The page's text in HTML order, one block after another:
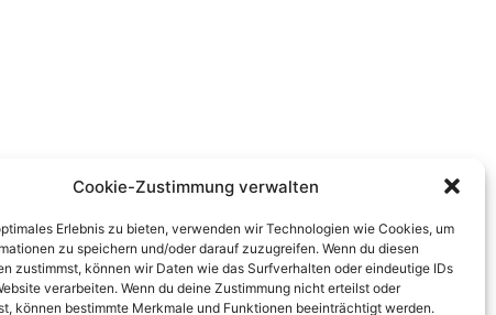
Cookie-Zustimmung verwalten
Erlebnis zu bieten, verwenden wir Technologien wie Cookies, um
zu speichern und/oder darauf zuzugreifen. Wenn du diesen
zustimmst, können wir Daten wie das Surfverhalten oder eindeutige IDs
verarbeiten. Wenn du deine Zustimmung nicht erteilst oder
können bestimmte Merkmale und Funktionen beeinträchtigt werden.